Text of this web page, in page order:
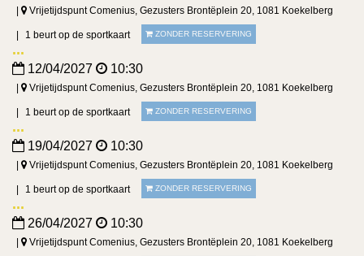
Vrijetijdspunt Comenius, Gezusters Brontëplein 20, 1081 Koekelberg
1 beurt op de sportkaart ZONDER RESERVERING
12/04/2027 10:30
Vrijetijdspunt Comenius, Gezusters Brontëplein 20, 1081 Koekelberg
1 beurt op de sportkaart ZONDER RESERVERING
19/04/2027 10:30
Vrijetijdspunt Comenius, Gezusters Brontëplein 20, 1081 Koekelberg
1 beurt op de sportkaart ZONDER RESERVERING
26/04/2027 10:30
Vrijetijdspunt Comenius, Gezusters Brontëplein 20, 1081 Koekelberg